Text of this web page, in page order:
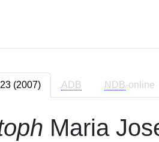
23 (2007) ADB NDB-online
Maria